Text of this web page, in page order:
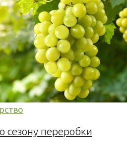
сезону переробки